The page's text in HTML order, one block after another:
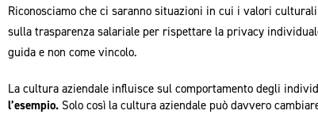
Riconosciamo che ci saranno situazioni in cui i valori
sulla trasparenza salariale per rispettare la privacy
guida e non come vincolo.
La cultura aziendale influisce sul comportamento degli
l’esempio. Solo così la cultura aziendale può davvero